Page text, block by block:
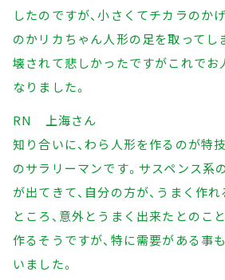
したのですが、小さくてチカラのか
のかリカちゃん人形の足を取ってし
壊されて悲しかったですがこれでお
なりました。
RN 上海さん
知り合いに、わら人形を作るのが特
のサラリーマンです。サスペンス系
が出てきて、自分の方が、うまく作
ところ、意外とうまく出来たとのこ
作るそうですが、特に需要がある事
いました。